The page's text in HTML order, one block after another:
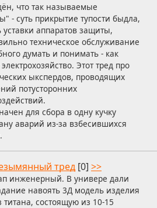
что так называемые
- суть прикрытие тупости быдла,
уставки аппаратов защиты,
техническое обслуживание
думать и понимать - как
Этот тред про
ыкспердов, проводящих
потусторонних
для сбора в одну кучку
аварий из-за взбесившихся
тред [0] >>
инженерный. В универе дали
навоять 3Д модель изделия
титана, состоящую из 10-15